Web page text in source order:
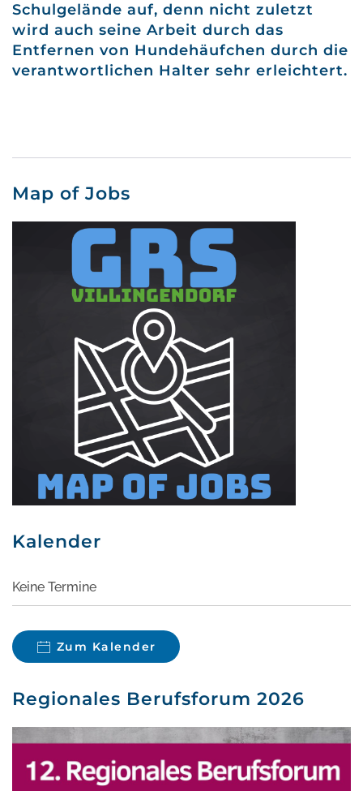
Schulgelände auf, denn nicht zuletzt
wird auch seine Arbeit durch das
Entfernen von Hundehäufchen durch die
verantwortlichen Halter sehr erleichtert.
Map of Jobs
Kalender
Keine Termine
Zum Kalender
Regionales Berufsforum 2026